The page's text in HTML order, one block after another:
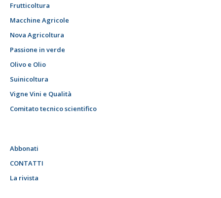
Frutticoltura
Macchine Agricole
Nova Agricoltura
Passione in verde
Olivo e Olio
Suinicoltura
Vigne Vini e Qualità
Comitato tecnico scientifico
Abbonati
CONTATTI
La rivista